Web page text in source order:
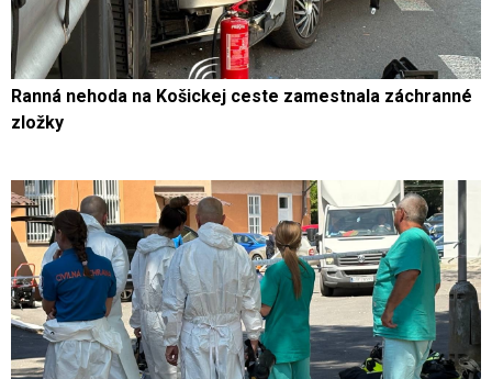
Ranná nehoda na Košickej ceste zamestnala záchranné
zložky